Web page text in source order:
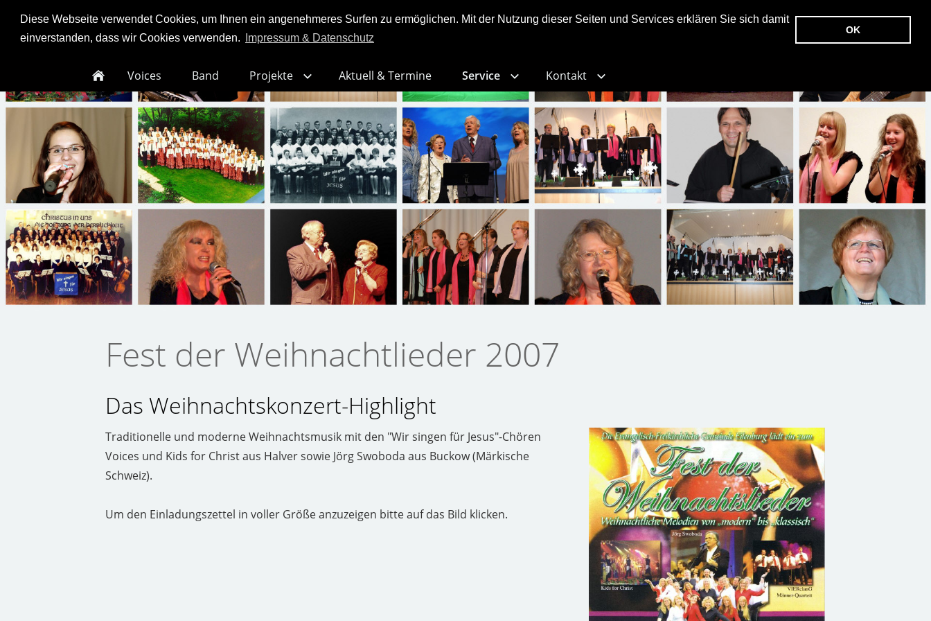
Diese Webseite verwendet Cookies, um Ihnen ein angenehmeres Surfen zu ermöglichen. Mit der Nutzung dieser Seiten und Services erklären Sie sich damit
einverstanden, dass wir Cookies verwenden.
Impressum & Datenschutz
OK
Voices Band Projekte Aktuell & Termine Service Kontakt
Fest der Weihnachtlieder 2007
Das Weihnachtskonzert-Highlight
Traditionelle und moderne Weihnachtsmusik mit den "Wir singen für Jesus"-Chören
Voices und Kids for Christ aus Halver sowie Jörg Swoboda aus Buckow (Märkische
Schweiz).
Um den Einladungszettel in voller Größe anzuzeigen bitte auf das Bild klicken.